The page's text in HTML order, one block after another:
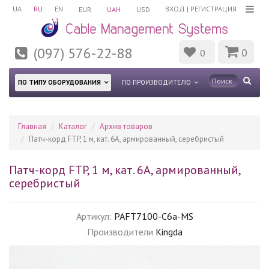
UA RU EN ВХОД | РЕГИСТРАЦИЯ
EUR UAH USD
(097) 576-22-88 0 0
ПО ТИПУ ОБОРУДОВАНИЯ ПО ПРОИЗВОДИТЕЛЮ
Главная Каталог
Архив товаров
Патч-корд FTP, 1 м, кат. 6А, армированный, серебристый
Патч-корд FTP, 1 м, кат. 6А, армированный,
серебристый
Артикул: PAFT7100-C6a-MS
Производители Kingda